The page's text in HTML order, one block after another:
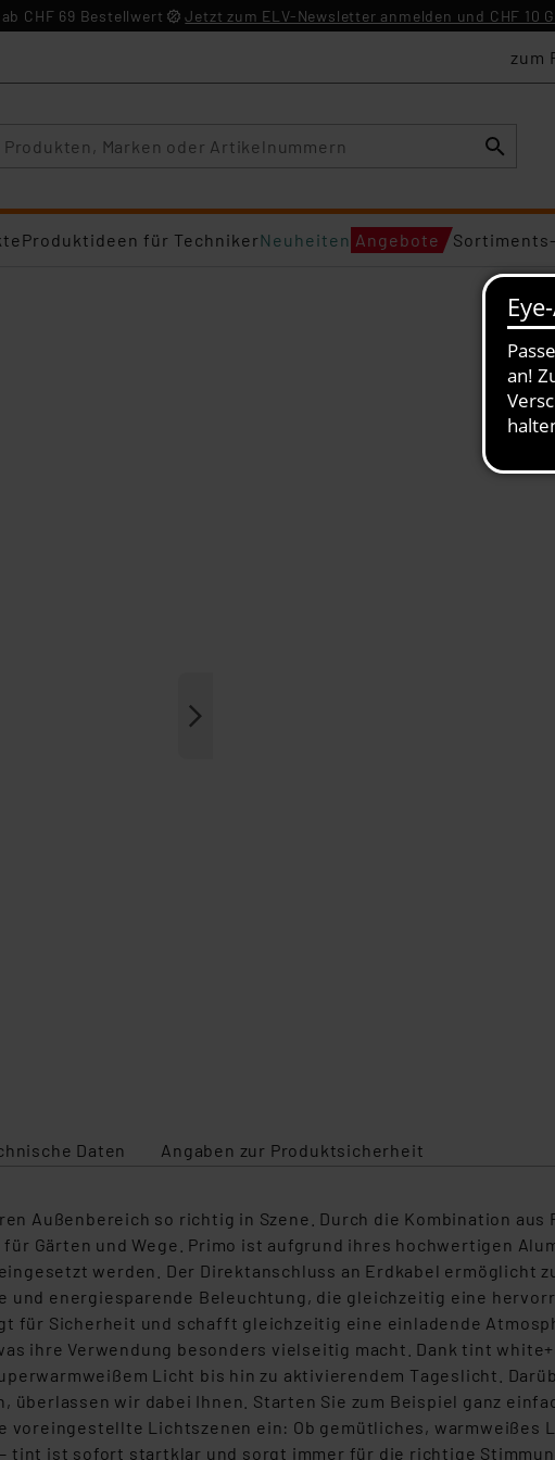
CHF 69 Bestellwert Jetzt zum ELV-Newsletter anmelden und CHF 10
zum
Produktideen für TechnikerNeuheiten Angebote
Daten Angaben zur Produktsicherheit
Außenbereich so richtig in Szene. Durch die Kombination
Gärten und Wege. Primo ist aufgrund ihres hochwertigen
werden. Der Direktanschluss an Erdkabel ermöglicht
energiesparende Beleuchtung, die gleichzeitig eine
für Sicherheit und schafft gleichzeitig eine einladende
ihre Verwendung besonders vielseitig macht. Dank tint
Licht bis hin zu aktivierendem Tageslicht.
überlassen wir dabei Ihnen. Starten Sie zum Beispiel ganz
voreingestellte Lichtszenen ein: Ob gemütliches, warmweißes
ist sofort startklar und sorgt immer für die richtige